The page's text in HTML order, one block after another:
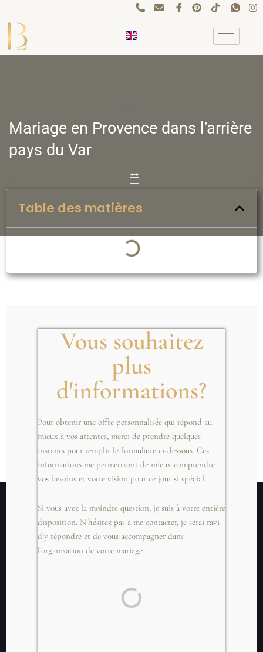
contenu
Mariage en Provence dans l’arrière
pays du Var
Table des matières
Vous souhaitez
plus
d'informations?
Pour obtenir une offre personnalisée qui répond au
mieux à vos attentes, merci de prendre quelques
instants pour remplir le formulaire ci-dessous. Ces
informations me permettront de mieux comprendre
vos besoins et votre vision pour ce jour si spécial.
Si vous avez la moindre question, je suis à votre entière
disposition. N’hésitez pas à me contacter, je serai ravi
d’y répondre et de vous accompagner dans
l’organisation de votre mariage.